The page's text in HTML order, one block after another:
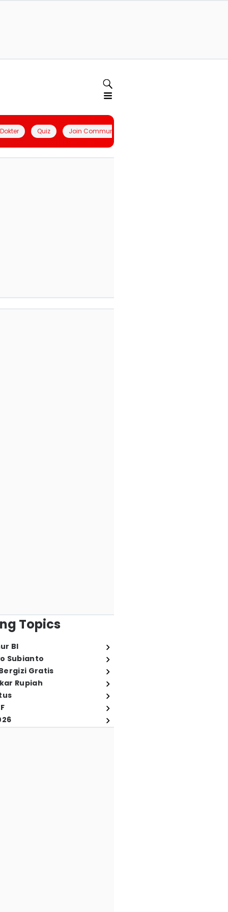
Quiz Join Community
Topics
BI
Subianto
Gratis
Rupiah